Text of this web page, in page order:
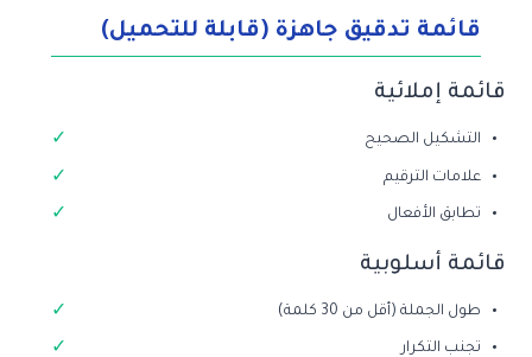
قائمة تدقيق جاهزة (قابلة للتحميل)
قائمة إملائية
التشكيل الصحيح
علامات الترقيم
تطابق الأفعال
قائمة أسلوبية
طول الجملة (أقل من 30 كلمة)
تجنب التكرار